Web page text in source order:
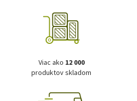
Viac ako 12 000
produktov skladom